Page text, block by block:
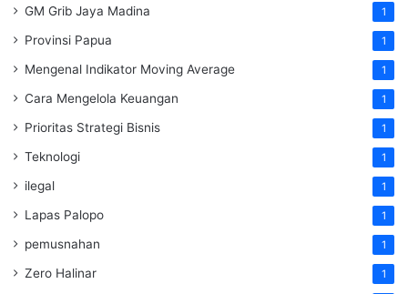
GM Grib Jaya Madina 1
Provinsi Papua 1
Mengenal Indikator Moving Average 1
Cara Mengelola Keuangan 1
Prioritas Strategi Bisnis 1
Teknologi 1
ilegal 1
Lapas Palopo 1
pemusnahan 1
Zero Halinar 1